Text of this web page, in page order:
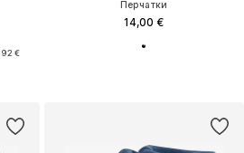
€
Перчатки
14,00 €